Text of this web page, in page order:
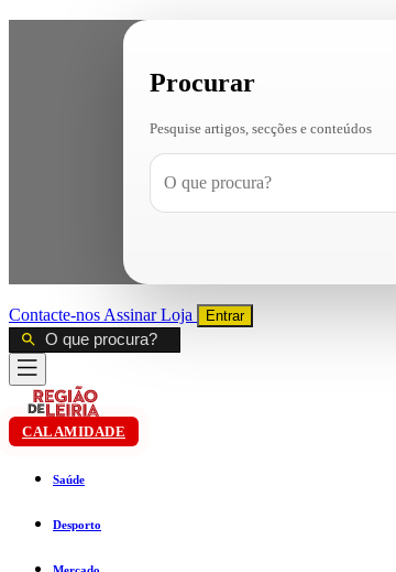
Procurar
Pesquise artigos, secções e conteúdos
Contacte-nos AssinarLoja Entrar
CALAMIDADE
Saúde
Desporto